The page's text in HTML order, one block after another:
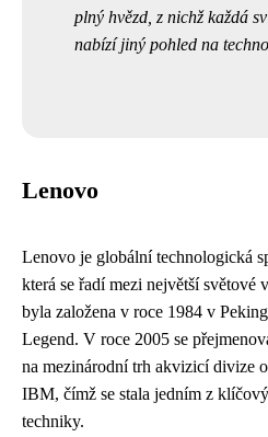
plný hvězd, z nichž každá
nabízí jiný pohled na
Lenovo
Lenovo je globální technologická
která se řadí mezi největší světové
byla založena v roce 1984 v
Legend. V roce 2005 se
na mezinárodní trh akvizicí divize
IBM, čímž se stala jedním z
techniky.